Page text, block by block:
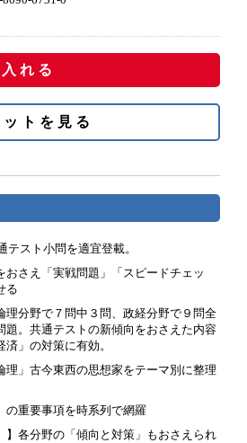
れる
トを見る
テスト小問を適宜登載。
おさえ「実戦問題」「スピードチェッ
る
理分野で７問中３問、政経分野で９問全
題。共通テストの新傾向をおさえた内容
」の対策に有効。
理」古今東西の思想家をテーマ別に整理
の重要事項を時系列で網羅
】各分野の「傾向と対策」もおさえられ